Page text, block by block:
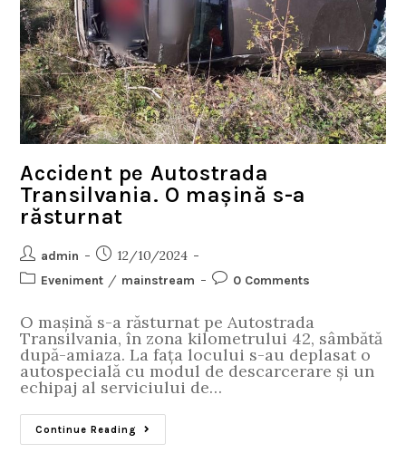
Accident pe Autostrada
Transilvania. O mașină s-a
răsturnat
admin 12/10/2024
Eveniment / mainstream 0 Comments
O mașină s-a răsturnat pe Autostrada
Transilvania, în zona kilometrului 42, sâmbătă
după-amiaza. La fața locului s-au deplasat o
autospecială cu modul de descarcerare și un
echipaj al serviciului de…
Continue Reading